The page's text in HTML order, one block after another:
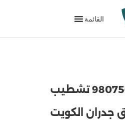
القائمة
صباغ الشعب 98075625 تشطيب
جدران الكويت